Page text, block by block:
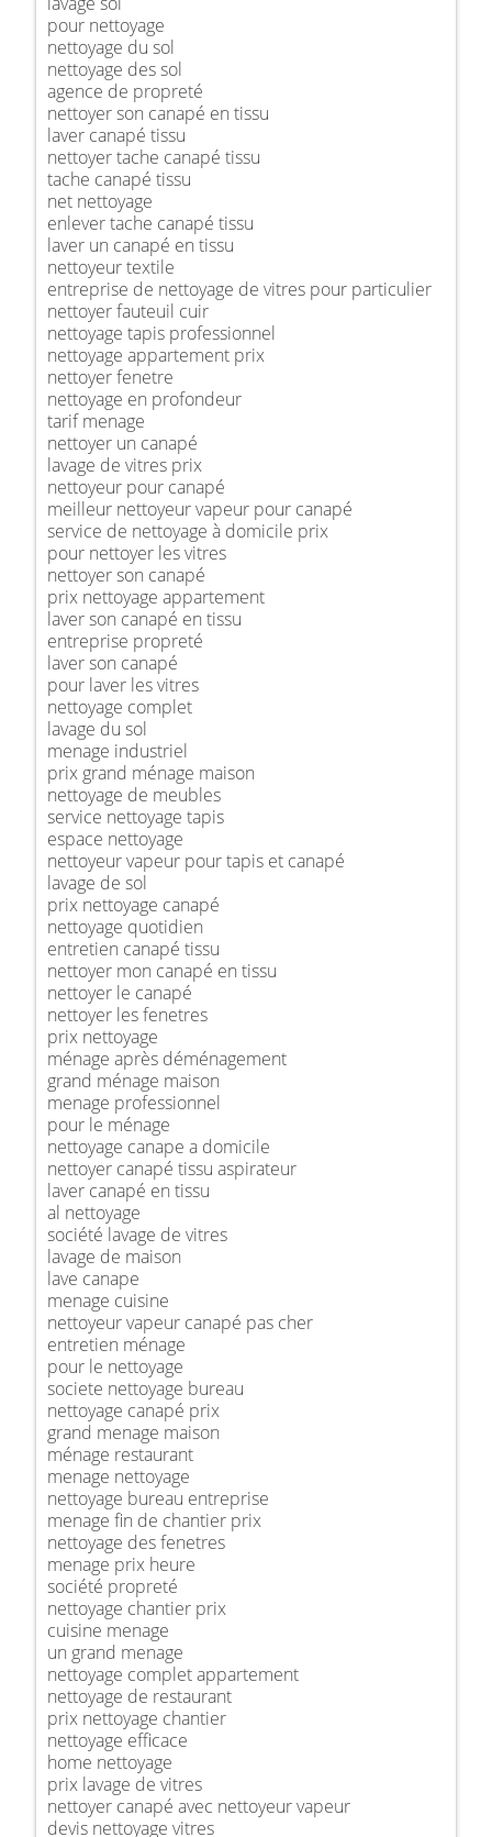
pour nettoyage
nettoyage du sol
nettoyage des sol
agence de propreté
nettoyer son canapé en tissu
laver canapé tissu
nettoyer tache canapé tissu
tache canapé tissu
net nettoyage
enlever tache canapé tissu
laver un canapé en tissu
nettoyeur textile
entreprise de nettoyage de vitres pour particulier
nettoyer fauteuil cuir
nettoyage tapis professionnel
nettoyage appartement prix
nettoyer fenetre
nettoyage en profondeur
tarif menage
nettoyer un canapé
lavage de vitres prix
nettoyeur pour canapé
meilleur nettoyeur vapeur pour canapé
service de nettoyage à domicile prix
pour nettoyer les vitres
nettoyer son canapé
prix nettoyage appartement
laver son canapé en tissu
entreprise propreté
laver son canapé
pour laver les vitres
nettoyage complet
lavage du sol
menage industriel
prix grand ménage maison
nettoyage de meubles
service nettoyage tapis
espace nettoyage
nettoyeur vapeur pour tapis et canapé
lavage de sol
prix nettoyage canapé
nettoyage quotidien
entretien canapé tissu
nettoyer mon canapé en tissu
nettoyer le canapé
nettoyer les fenetres
prix nettoyage
ménage après déménagement
grand ménage maison
menage professionnel
pour le ménage
nettoyage canape a domicile
nettoyer canapé tissu aspirateur
laver canapé en tissu
al nettoyage
société lavage de vitres
lavage de maison
lave canape
menage cuisine
nettoyeur vapeur canapé pas cher
entretien ménage
pour le nettoyage
societe nettoyage bureau
nettoyage canapé prix
grand menage maison
ménage restaurant
menage nettoyage
nettoyage bureau entreprise
menage fin de chantier prix
nettoyage des fenetres
menage prix heure
société propreté
nettoyage chantier prix
cuisine menage
un grand menage
nettoyage complet appartement
nettoyage de restaurant
prix nettoyage chantier
nettoyage efficace
home nettoyage
prix lavage de vitres
nettoyer canapé avec nettoyeur vapeur
devis nettoyage vitres